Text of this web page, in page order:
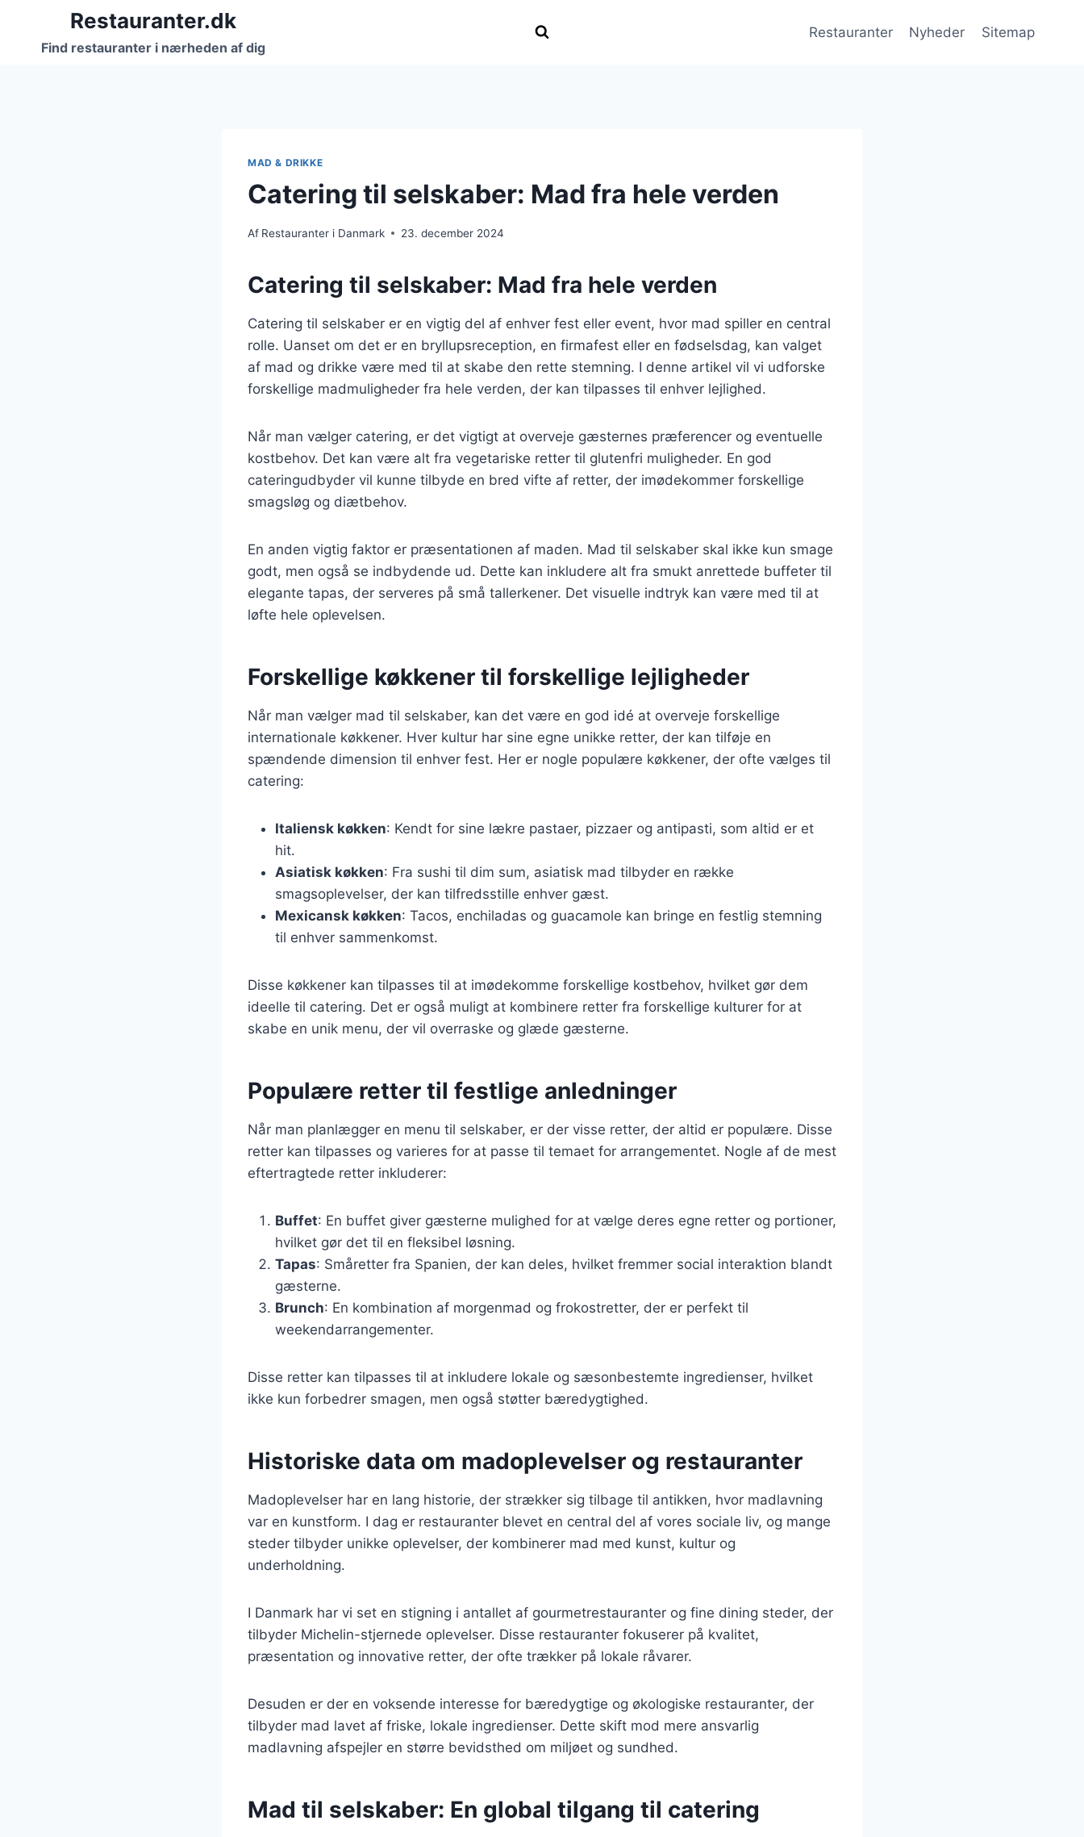
indhold
Restauranter.dk
Find restauranter i nærheden af dig
Restauranter Nyheder Sitemap
MAD & DRIKKE
Catering til selskaber: Mad fra hele verden
Af Restauranter i Danmark 23. december 2024
Catering til selskaber: Mad fra hele verden
Catering til selskaber er en vigtig del af enhver fest eller event, hvor mad spiller en central
rolle. Uanset om det er en bryllupsreception, en firmafest eller en fødselsdag, kan valget
af mad og drikke være med til at skabe den rette stemning. I denne artikel vil vi udforske
forskellige madmuligheder fra hele verden, der kan tilpasses til enhver lejlighed.
Når man vælger catering, er det vigtigt at overveje gæsternes præferencer og eventuelle
kostbehov. Det kan være alt fra vegetariske retter til glutenfri muligheder. En god
cateringudbyder vil kunne tilbyde en bred vifte af retter, der imødekommer forskellige
smagsløg og diætbehov.
En anden vigtig faktor er præsentationen af maden. Mad til selskaber skal ikke kun smage
godt, men også se indbydende ud. Dette kan inkludere alt fra smukt anrettede buffeter til
elegante tapas, der serveres på små tallerkener. Det visuelle indtryk kan være med til at
løfte hele oplevelsen.
Forskellige køkkener til forskellige lejligheder
Når man vælger mad til selskaber, kan det være en god idé at overveje forskellige
internationale køkkener. Hver kultur har sine egne unikke retter, der kan tilføje en
spændende dimension til enhver fest. Her er nogle populære køkkener, der ofte vælges til
catering:
Italiensk køkken: Kendt for sine lækre pastaer, pizzaer og antipasti, som altid er et
hit.
Asiatisk køkken: Fra sushi til dim sum, asiatisk mad tilbyder en række
smagsoplevelser, der kan tilfredsstille enhver gæst.
Mexicansk køkken: Tacos, enchiladas og guacamole kan bringe en festlig stemning
til enhver sammenkomst.
Disse køkkener kan tilpasses til at imødekomme forskellige kostbehov, hvilket gør dem
ideelle til catering. Det er også muligt at kombinere retter fra forskellige kulturer for at
skabe en unik menu, der vil overraske og glæde gæsterne.
Populære retter til festlige anledninger
Når man planlægger en menu til selskaber, er der visse retter, der altid er populære. Disse
retter kan tilpasses og varieres for at passe til temaet for arrangementet. Nogle af de mest
eftertragtede retter inkluderer:
Buffet: En buffet giver gæsterne mulighed for at vælge deres egne retter og portioner,
hvilket gør det til en fleksibel løsning.
Tapas: Småretter fra Spanien, der kan deles, hvilket fremmer social interaktion blandt
gæsterne.
Brunch: En kombination af morgenmad og frokostretter, der er perfekt til
weekendarrangementer.
Disse retter kan tilpasses til at inkludere lokale og sæsonbestemte ingredienser, hvilket
ikke kun forbedrer smagen, men også støtter bæredygtighed.
Historiske data om madoplevelser og restauranter
Madoplevelser har en lang historie, der strækker sig tilbage til antikken, hvor madlavning
var en kunstform. I dag er restauranter blevet en central del af vores sociale liv, og mange
steder tilbyder unikke oplevelser, der kombinerer mad med kunst, kultur og
underholdning.
I Danmark har vi set en stigning i antallet af gourmetrestauranter og fine dining steder, der
tilbyder Michelin-stjernede oplevelser. Disse restauranter fokuserer på kvalitet,
præsentation og innovative retter, der ofte trækker på lokale råvarer.
Desuden er der en voksende interesse for bæredygtige og økologiske restauranter, der
tilbyder mad lavet af friske, lokale ingredienser. Dette skift mod mere ansvarlig
madlavning afspejler en større bevidsthed om miljøet og sundhed.
Mad til selskaber: En global tilgang til catering